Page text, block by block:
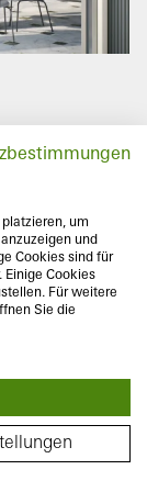
att
widths –
and
um
und
Cookies sind für
Einige Cookies
Für weitere
Sie die